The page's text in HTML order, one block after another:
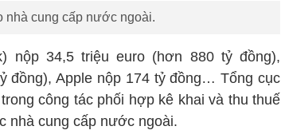
nhà cung cấp nước ngoài.
nộp 34,5 triệu euro (hơn 880 tỷ đồng),
đồng), Apple nộp 174 tỷ đồng… Tổng cục
công tác phối hợp kê khai và thu thuế
nhà cung cấp nước ngoài.